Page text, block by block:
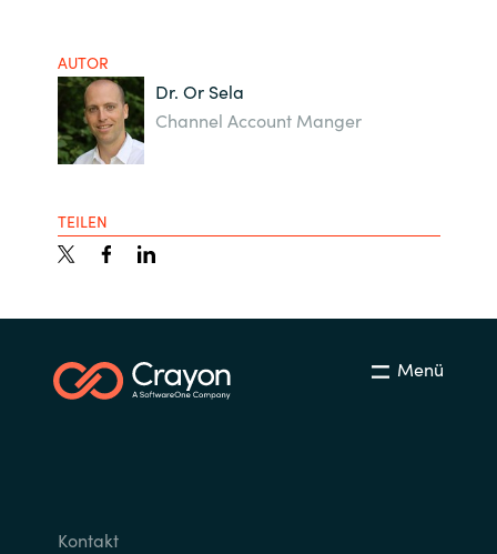
AUTOR
Dr. Or Sela
Channel Account Manger
TEILEN
Menü
Kontakt